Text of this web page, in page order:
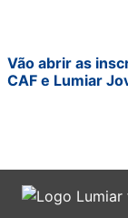
Vão abrir as
CAF e Lumiar